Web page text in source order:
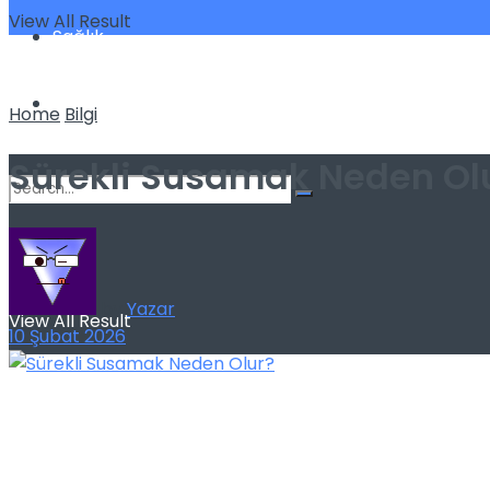
Sağlık
Spor
No Result
View All Result
View All Result
Home Bilgi
Sürekli Susamak Neden
byYazar
10 Şubat 2026